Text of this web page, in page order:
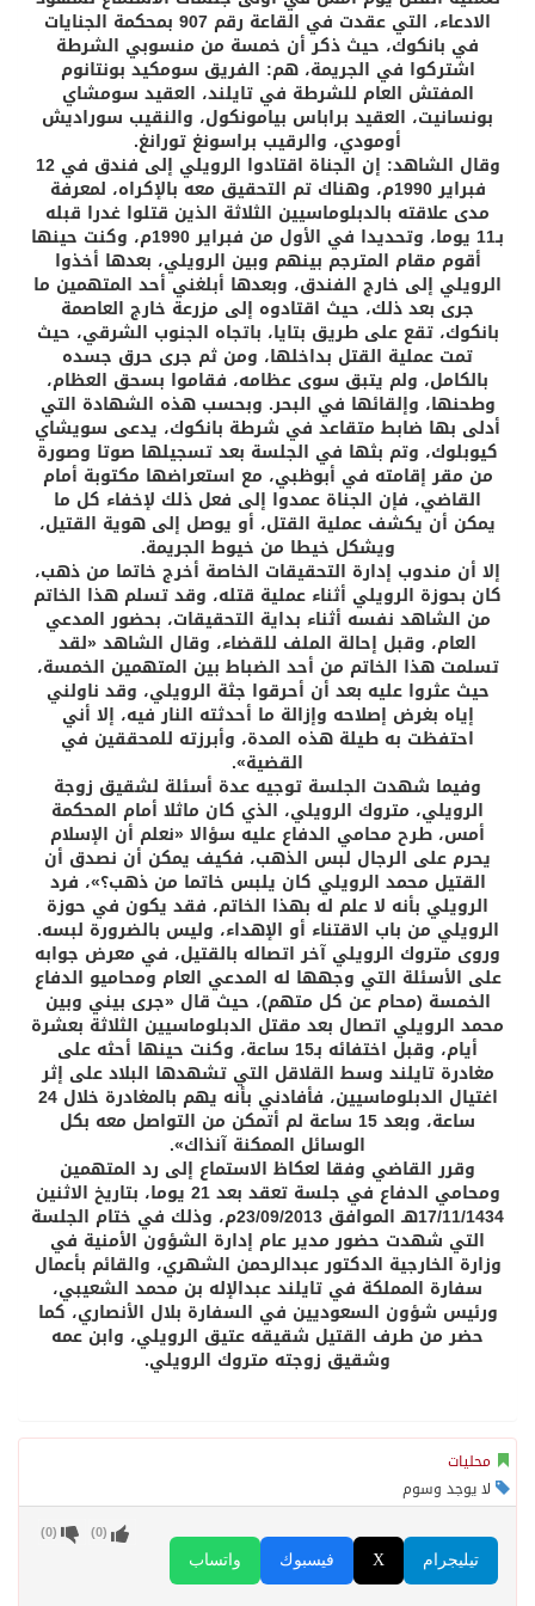
الادعاء، التي عقدت في القاعة رقم 907 بمحكمة الجنايات
في بانكوك، حيث ذكر أن خمسة من منسوبي الشرطة
اشتركوا في الجريمة، هم: الفريق سومكيد بونتانوم
المفتش العام للشرطة في تايلند، العقيد سومشاي
بونسانيت، العقيد براباس بيامونكول، والنقيب سوراديش
أومودي، والرقيب براسونغ تورانغ.
وقال الشاهد: إن الجناة اقتادوا الرويلي إلى فندق في 12
فبراير 1990م، وهناك تم التحقيق معه بالإكراه، لمعرفة
مدى علاقته بالدبلوماسيين الثلاثة الذين قتلوا غدرا قبله
بـ11 يوما، وتحديدا في الأول من فبراير 1990م، وكنت حينها
أقوم مقام المترجم بينهم وبين الرويلي، بعدها أخذوا
الرويلي إلى خارج الفندق، وبعدها أبلغني أحد المتهمين ما
جرى بعد ذلك، حيث اقتادوه إلى مزرعة خارج العاصمة
بانكوك، تقع على طريق بتايا، باتجاه الجنوب الشرقي، حيث
تمت عملية القتل بداخلها، ومن ثم جرى حرق جسده
بالكامل، ولم يتبق سوى عظامه، فقاموا بسحق العظام،
وطحنها، وإلقائها في البحر. وبحسب هذه الشهادة التي
أدلى بها ضابط متقاعد في شرطة بانكوك، يدعى سويشاي
كيوبلوك، وتم بثها في الجلسة بعد تسجيلها صوتا وصورة
من مقر إقامته في أبوظبي، مع استعراضها مكتوبة أمام
القاضي، فإن الجناة عمدوا إلى فعل ذلك لإخفاء كل ما
يمكن أن يكشف عملية القتل، أو يوصل إلى هوية القتيل،
ويشكل خيطا من خيوط الجريمة.
إلا أن مندوب إدارة التحقيقات الخاصة أخرج خاتما من ذهب،
كان بحوزة الرويلي أثناء عملية قتله، وقد تسلم هذا الخاتم
من الشاهد نفسه أثناء بداية التحقيقات، بحضور المدعي
العام، وقبل إحالة الملف للقضاء، وقال الشاهد «لقد
تسلمت هذا الخاتم من أحد الضباط بين المتهمين الخمسة،
حيث عثروا عليه بعد أن أحرقوا جثة الرويلي، وقد ناولني
إياه بغرض إصلاحه وإزالة ما أحدثته النار فيه، إلا أني
احتفظت به طيلة هذه المدة، وأبرزته للمحققين في
القضية».
وفيما شهدت الجلسة توجيه عدة أسئلة لشقيق زوجة
الرويلي، متروك الرويلي، الذي كان ماثلا أمام المحكمة
أمس، طرح محامي الدفاع عليه سؤالا «نعلم أن الإسلام
يحرم على الرجال لبس الذهب، فكيف يمكن أن نصدق أن
القتيل محمد الرويلي كان يلبس خاتما من ذهب؟»، فرد
الرويلي بأنه لا علم له بهذا الخاتم، فقد يكون في حوزة
الرويلي من باب الاقتناء أو الإهداء، وليس بالضرورة لبسه.
وروى متروك الرويلي آخر اتصاله بالقتيل، في معرض جوابه
على الأسئلة التي وجهها له المدعي العام ومحاميو الدفاع
الخمسة (محام عن كل متهم)، حيث قال «جرى بيني وبين
محمد الرويلي اتصال بعد مقتل الدبلوماسيين الثلاثة بعشرة
أيام، وقبل اختفائه بـ15 ساعة، وكنت حينها أحثه على
مغادرة تايلند وسط القلاقل التي تشهدها البلاد على إثر
اغتيال الدبلوماسيين، فأفادني بأنه يهم بالمغادرة خلال 24
ساعة، وبعد 15 ساعة لم أتمكن من التواصل معه بكل
الوسائل الممكنة آنذاك».
وقرر القاضي وفقا لعكاظ الاستماع إلى رد المتهمين
ومحامي الدفاع في جلسة تعقد بعد 21 يوما، بتاريخ الاثنين
17/11/1434هـ الموافق 23/09/2013م، وذلك في ختام الجلسة
التي شهدت حضور مدير عام إدارة الشؤون الأمنية في
وزارة الخارجية الدكتور عبدالرحمن الشهري، والقائم بأعمال
سفارة المملكة في تايلند عبدالإله بن محمد الشعيبي،
ورئيس شؤون السعوديين في السفارة بلال الأنصاري، كما
حضر من طرف القتيل شقيقه عتيق الرويلي، وابن عمه
وشقيق زوجته متروك الرويلي.
محليات
لا يوجد وسوم
واتساب فيسبوك X تيليجرام
(
0
) (
0
)